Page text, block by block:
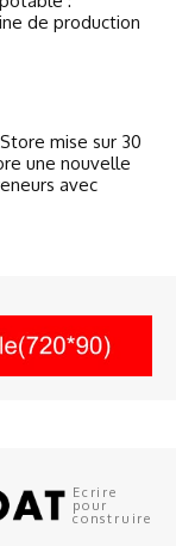
de production
mise sur 30
une nouvelle
avec
Ecrire
pour
construire